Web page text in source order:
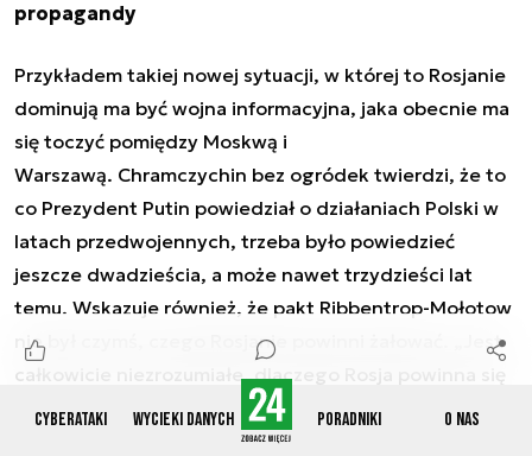
Cyberataki Wycieki danych Poradniki O nas
propagandy
Przykładem takiej nowej sytuacji, w której to Rosjanie
dominują ma być wojna informacyjna, jaka obecnie ma
się toczyć pomiędzy Moskwą i
Warszawą. Chramczychin bez ogródek twierdzi, że to
co Prezydent Putin powiedział o działaniach Polski w
latach przedwojennych, trzeba było powiedzieć
jeszcze dwadzieścia, a może nawet trzydzieści lat
temu. Wskazuje również, że pakt Ribbentrop-Mołotow
nie był czymś, czego Rosjanie powinni żałować. „
Jest
całkowicie niezrozumiałe, dlaczego Rosja powinna się
bez końca kajać za pakt Ribbentrop-Mołotow, skoro
inne kraje europejskie absolutnie nie chcą się kajać za